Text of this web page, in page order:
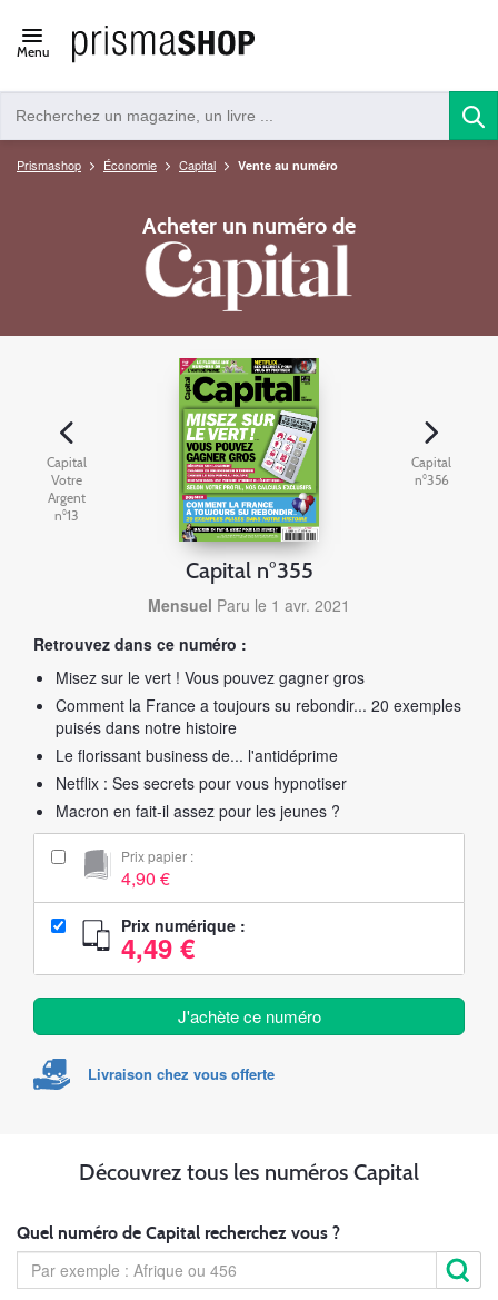
Open/close
navigation
Menu
Prismashop Économie Capital Vente au numéro
Acheter un numéro de
Capital
Votre
Argent
n°13
Capital n°355
Mensuel Paru le 1 avr. 2021
Retrouvez dans ce numéro :
Misez sur le vert ! Vous pouvez gagner gros
Comment la France a toujours su rebondir... 20 exemples
puisés dans notre histoire
Le florissant business de... l'antidéprime
Netflix : Ses secrets pour vous hypnotiser
Macron en fait-il assez pour les jeunes ?
Prix papier :
4,90 €
Prix numérique :
4,49 €
J'achète ce numéro
Livraison chez vous offerte
Capital
n°356
Découvrez tous les numéros Capital
Quel numéro de Capital recherchez vous ?